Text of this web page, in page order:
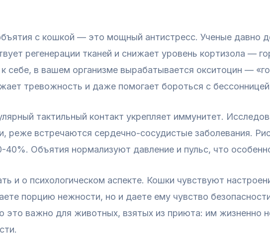
с кошкой — это мощный антистресс. Ученые давно
регенерации тканей и снижает уровень кортизола —
себе, в вашем организме вырабатывается окситоцин —
тревожность и даже помогает бороться с
тактильный контакт укрепляет иммунитет.
реже встречаются сердечно-сосудистые заболевания.
40%. Объятия нормализуют давление и пульс, что
и о психологическом аспекте. Кошки чувствуют
порцию нежности, но и даете ему чувство
это важно для животных, взятых из приюта: им жизненно